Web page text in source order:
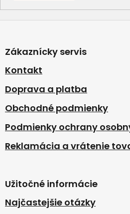
Z
p
ä
e
Zákaznícky servis
Kontakt
Doprava a platba
Obchodné podmienky
Podmienky ochrany
Reklamácia a vrátenie
Užitočné informácie
Najčastejšie otázky